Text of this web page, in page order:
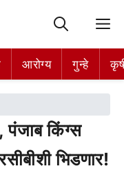
आरोग्य गुन्हे
पंजाब किंग्स
भिडणार!